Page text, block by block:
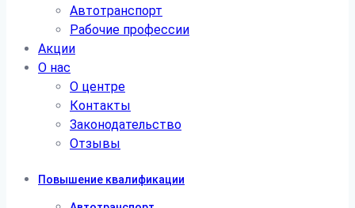
Автотранспорт
Рабочие профессии
Акции
О нас
О центре
Контакты
Законодательство
Отзывы
Повышение квалификации